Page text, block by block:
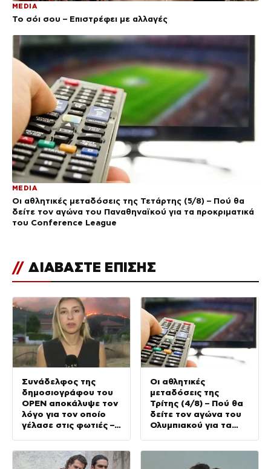
MEDIA
Το σόι σου – Επιστρέφει με αλλαγές
MEDIA
Οι αθλητικές μεταδόσεις της Τετάρτης (5/8) – Πού θα
δείτε τον αγώνα του Παναθηναϊκού για τα προκριματικά
του Conference League
// ΔΙΑΒΑΣΤΕ ΕΠΙΣΗΣ
Συνάδελφος της
δημοσιογράφου του
OPEN αποκάλυψε τον
λόγο για τον οποίο
γέλασε στις φωτιές –
Οι αθλητικές
μεταδόσεις της
Τρίτης (4/8) – Πού θα
δείτε τον αγώνα του
Ολυμπιακού για τα